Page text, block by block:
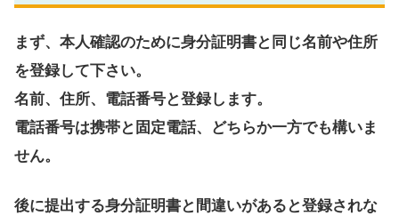
まず、本人確認のために身分証明書と同じ名前や住所
を登録して下さい。
名前、住所、電話番号と登録します。
電話番号は携帯と固定電話、どちらか一方でも構いま
せん。
後に提出する身分証明書と間違いがあると登録されな